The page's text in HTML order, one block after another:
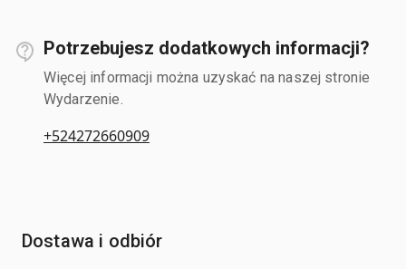
Potrzebujesz dodatkowych informacji?
Więcej informacji można uzyskać na naszej stronie
Wydarzenie.
+524272660909
Dostawa i odbiór